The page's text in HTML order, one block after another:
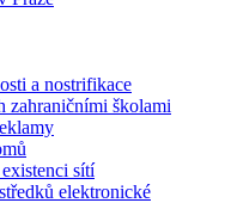
a nostrifikace
zahraničními školami
sítí
elektronické